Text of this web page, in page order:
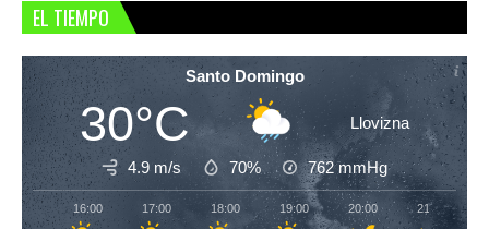
EL TIEMPO
Santo Domingo
30°C Llovizna
4.9 m/s 70% 762mmHg
16:00 17:00 18:00 19:00 20:00 21:00